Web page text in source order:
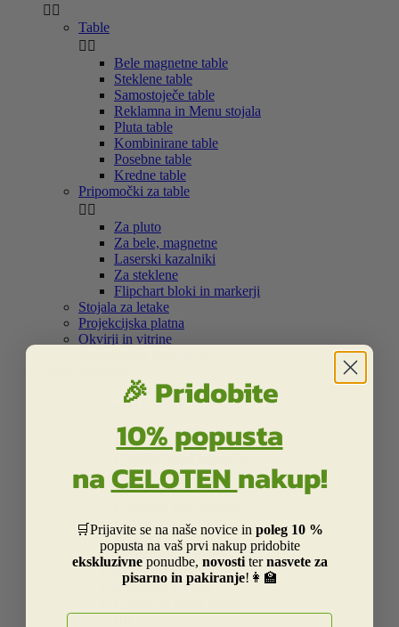
 
Table
 
Bele magnetne table
Steklene table
Samostoječe table
Reklamna in Menu stojala
Pluta table
Kombinirane table
Posebne table
Kredne table
Pripomočki za table
 
Za pluto
Za bele, magnetne
Laserski kazalniki
Za steklene
Flipchart bloki in markerji
Stojala za letake
Projekcijska platna
Okvirji in vitrine
Nahrbtniki in torbe
Kolekcija Street
Kolekcija Centrum
Kolekcija Barcelona
Kolekcija Liverpool
Kolekcija Dakar
Kolekcija Catalina Estrada
Kolekcija Smiley
Kolekcija Frozen
🎉 Pridobite
10% popusta
naCELOTENnakup!
🛒Prijavite se na naše novice in poleg 10 %
popusta na vaš prvi nakup pridobite
ekskluzivneponudbe, novosti ternasvete za
pisarno in pakiranje!👩‍🏫
E-naslov